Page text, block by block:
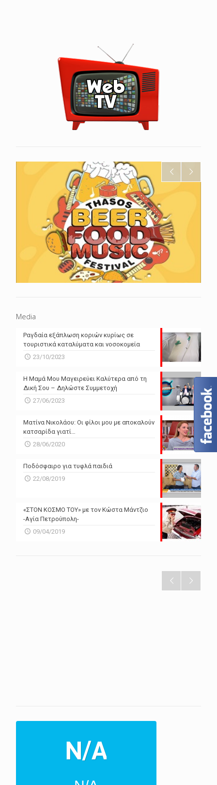
Media
Ραγδαία εξάπλωση κοριών κυρίως σε
τουριστικά καταλύματα και νοσοκομεία
23/10/2023
Η Μαμά Μου Μαγειρεύει Καλύτερα από τη
Δική Σου – Δηλώστε Συμμετοχή
27/06/2023
Ματίνα Νικολάου: Οι φίλοι μου με αποκαλούν
κατσαρίδα γιατί…
28/06/2020
Ποδόσφαιρο για τυφλά παιδιά
22/08/2019
«ΣΤΟΝ ΚΟΣΜΟ ΤΟΥ» με τον Κώστα Μάντζιο
-Αγία Πετρούπολη-
09/04/2019